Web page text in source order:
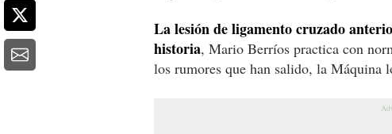
La lesión de ligamento cruzado
historia, Mario Berríos practica con
los rumores que han salido, la Máquina